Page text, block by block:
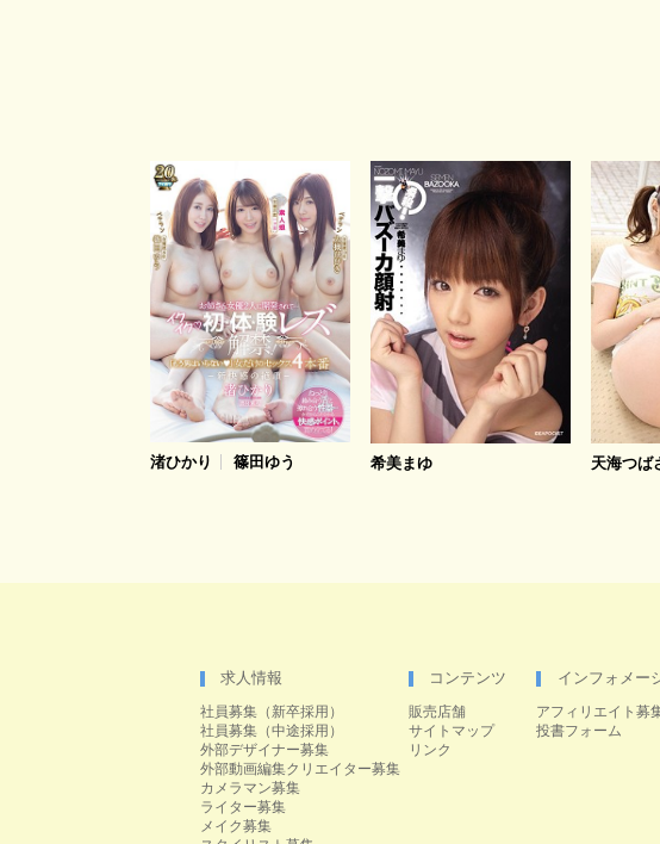
渚ひかり 篠田ゆう 希美まゆ 天海つば
求人情報
社員募集（新卒採用）
社員募集（中途採用）
外部デザイナー募集
外部動画編集クリエイター募集
カメラマン募集
ライター募集
メイク募集
コンテンツ
販売店舗
サイトマップ
リンク
インフォメー
アフィリエイト募
投書フォーム